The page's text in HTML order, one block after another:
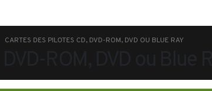
CARTES DES PILOTES CD, DVD-ROM, DVD OU BLUE RAY